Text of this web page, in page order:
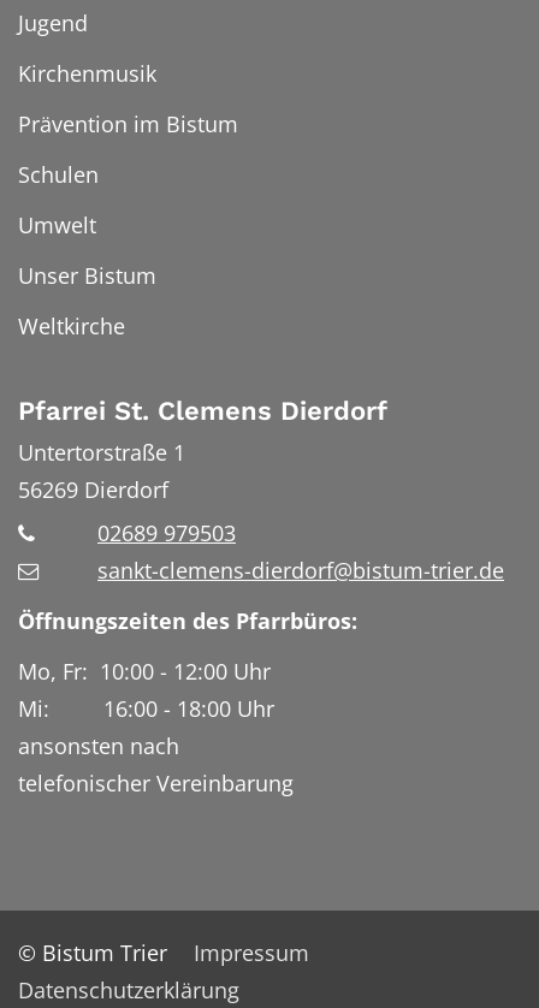
Jugend
Kirchenmusik
Prävention im Bistum
Schulen
Umwelt
Unser Bistum
Weltkirche
Pfarrei St. Clemens Dierdorf
Untertorstraße 1
56269 Dierdorf
02689 979503
sankt-clemens-dierdorf@bistum-trier.de
Öffnungszeiten des Pfarrbüros:
Mo, Fr: 10:00 - 12:00 Uhr
Mi: 16:00 - 18:00 Uhr
ansonsten nach
telefonischer Vereinbarung
© Bistum Trier
Impressum
Datenschutzerklärung